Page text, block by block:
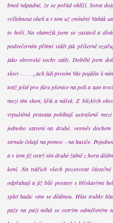
hned nápadné, že se pořád ohlíží. Sotva
vyšlehnout oheň a v tom už zmíněný Vaňák
to hoří. Na okamžik jsem se zastavil a
podvečerním přítmí vidět jak příšerně
jako obrovské sochy stály. Doběhl jsem
slovy . . . . „ach lidi prosím Vás pojděte k
totiž ještě pro fůru pšenice na poli a tuto
mezi tím shon, křik a nářek. Z blízkých
vypuštěná prasata pobíhají ustrašeně
jednoho stavení na druhé, vesměs
strnule čekají na pomoc - na hasiče.
a v tom již ostrý tón druhé žalně z hora
koní. Na tvářích všech pozorovat
odpřahají a již bílé postavy s blýskavými
spleť hadic vine se dědinou. Hlas trubky
paže na paži míhá se ostrým odměřeným